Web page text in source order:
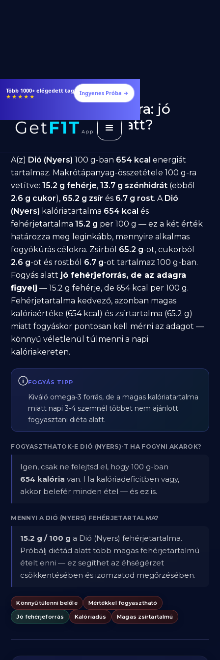
Több 1000+ elégedett tag
★★★★★ Ingyenes Próba →
Dió (Nyers) fogyásra: jó
választás diéta alatt?
A(z) Dió (Nyers) 100 g-ban 654 kcal energiát
tartalmaz. Makrótápanyag-összetétele 100 g-ra
vetítve:15.2 g fehérje,13.7 g szénhidrát (ebből
2.6 g cukor), 65.2 g zsír és 6.7 g rost. A Dió
(Nyers) kalóriatartalma 654 kcal és
fehérjetartalma15.2 g per 100 g — ez a két érték
határozza meg leginkább, mennyire alkalmas
fogyókúrás célokra. Zsírból 65.2 g-ot, cukorból
2.6 g-ot és rostból 6.7 g-ot tartalmaz 100 g-ban.
Fogyás alatt jó fehérjeforrás, de az adagra
figyelj — 15.2 g fehérje, de 654 kcal per 100 g.
Fehérjetartalma kedvező, azonban magas
kalóriaértéke (654 kcal) és zsírtartalma (65.2 g)
miatt fogyáskor pontosan kell mérni az adagot —
könnyű véletlenül túlmenni a napi
kalóriakereten.
FOGYÁS TIPP
Kiváló omega-3 forrás, de a magas kalóriatartalma
miatt napi 3-4 szemnél többet nem ajánlott
fogyasztani diéta alatt.
FOGYASZTHATOK-E DIÓ (NYERS)-T HA FOGYNI AKAROK?
Igen, csak ne felejtsd el, hogy 100 g-ban
654 kalória van. Ha kalóriadeficitben vagy,
akkor belefér minden étel — és ez is.
MENNYI A DIÓ (NYERS) FEHÉRJETARTALMA?
15.2 g / 100 g a Dió (Nyers) fehérjetartalma.
Próbálj diétád alatt több magas fehérjetartalmú
ételt enni — ez segíthet az éhségérzet
csökkentésében és izomzatod megőrzésében.
Könnyű túlenni belőle
Mértékkel fogyasztható
Jó fehérjeforrás
Kalóriadús Magas zsírtartalmú